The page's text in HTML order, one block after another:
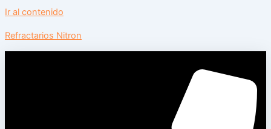
Ir al contenido
Refractarios Nitron